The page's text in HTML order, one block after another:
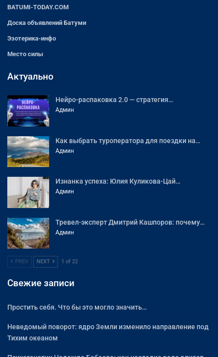
BATUMI-TODAY.COM
Доска объявлений Батуми
Эзотерика-инфо
Место силы
Актуально
Нейро-распаковка 2.0 — стратегия…
Админ
Как выбрать туроператора для поездки на…
Админ
Изнанка успеха: Юлия Куликова-Цай…
Админ
Тревел-эксперт Дмитрий Кашпоров: почему…
Админ
PREV NEXT 1 of 22
Свежие записи
Простить себя. Что бы это могло значить…
Неведомый поворот: ядро Земли изменило направление под
Тихим океаном